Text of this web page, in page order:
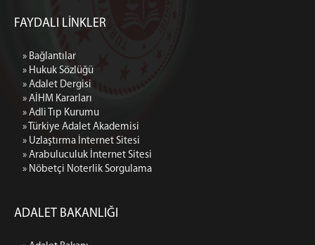
FAYDALI LİNKLER
» Bağlantılar
» Hukuk Sözlüğü
» Adalet Dergisi
» AİHM Kararları
» Adli Tıp Kurumu
» Türkiye Adalet Akademisi
» Uzlaştırma İnternet Sitesi
» Arabuluculuk İnternet Sitesi
» Nöbetçi Noterlik Sorgulama
ADALET BAKANLIĞI